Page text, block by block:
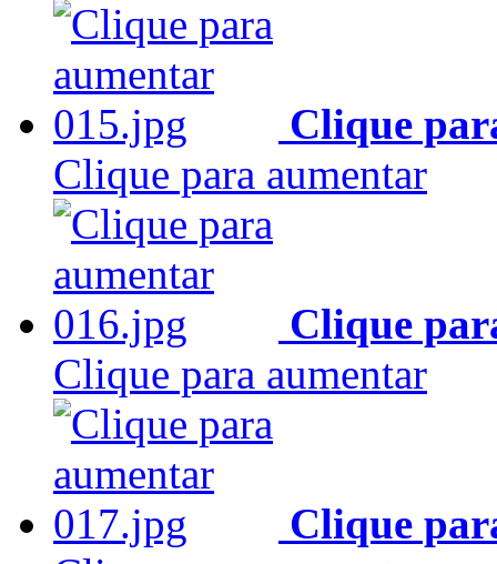
Clique
Clique para aumentar
Clique
Clique para aumentar
Clique